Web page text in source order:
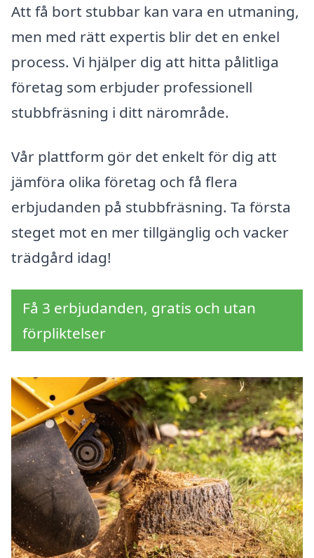
Att få bort stubbar kan vara en utmaning,
men med rätt expertis blir det en enkel
process. Vi hjälper dig att hitta pålitliga
företag som erbjuder professionell
stubbfräsning i ditt närområde.
Vår plattform gör det enkelt för dig att
jämföra olika företag och få flera
erbjudanden på stubbfräsning. Ta första
steget mot en mer tillgänglig och vacker
trädgård idag!
Få 3 erbjudanden, gratis och utan
förpliktelser